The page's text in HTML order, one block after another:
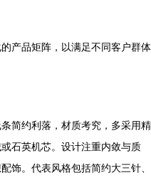
产品矩阵，以满足不同客户群体
简约利落，材质考究，多采用精
石英机芯。设计注重内敛与质
饰。代表风格包括简约大三针、